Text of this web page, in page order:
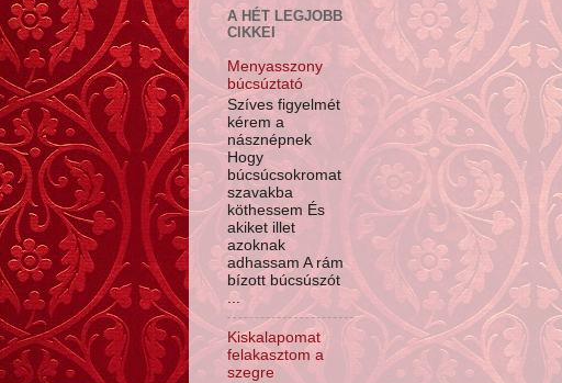
A HÉT LEGJOBB
CIKKEI
Menyasszony
búcsúztató
Szíves figyelmét
kérem a
násznépnek
Hogy
búcsúcsokromat
szavakba
köthessem És
akiket illet
azoknak
adhassam A rám
bízott búcsúszót
...
Kiskalapomat
felakasztom a
szegre